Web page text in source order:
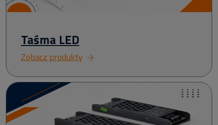
Taśma LED
Zobacz produkty